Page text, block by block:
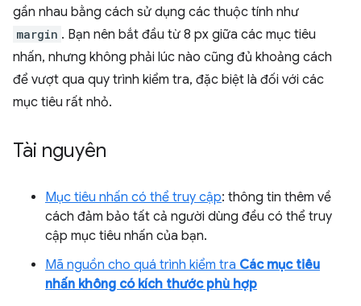
gần nhau bằng cách sử dụng các thuộc tính như
margin . Bạn nên bắt đầu từ 8 px giữa các mục tiêu
nhấn, nhưng không phải lúc nào cũng đủ khoảng cách
để vượt qua quy trình kiểm tra, đặc biệt là đối với các
mục tiêu rất nhỏ.
Tài nguyên
Mục tiêu nhấn có thể truy cập: thông tin thêm về
cách đảm bảo tất cả người dùng đều có thể truy
cập mục tiêu nhấn của bạn.
Mã nguồn cho quá trình kiểm tra Các mục tiêu
nhấn không có kích thước phù hợp